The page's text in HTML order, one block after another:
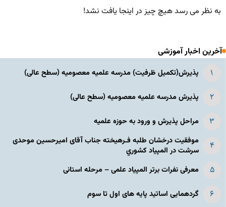
به نظر می رسد هیچ چیز در اینجا یافت نشد!
آخرین اخبار آموزشی
پذیرش(تکمیل ظرفیت) مدرسه علمیه معصومیه‌ (سطح عالی)
پذیرش مدرسه علمیه معصومیه‌ (سطح عالی)
مراحل پذیرش و ورود به حوزه علمیه
موفقیت درخشان طلبه فـرهیخته جناب آقای امیرحسین موحدی
سرشت در المپياد كشوري
معرفی نفرات برتر المپیاد علمی – مرحله استانی
گردهمایی اساتید پایه های اول تا سوم